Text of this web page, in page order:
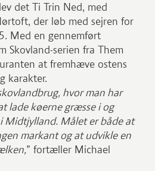
det Ti Trin Ned, med
der løb med sejren for
Med en gennemført
Skovland-serien fra Them
at fremhæve ostens
karakter.
hvor man har
lade køerne græsse i og
Midtjylland. Målet er både at
markant og at udvikle en
” fortæller Michael